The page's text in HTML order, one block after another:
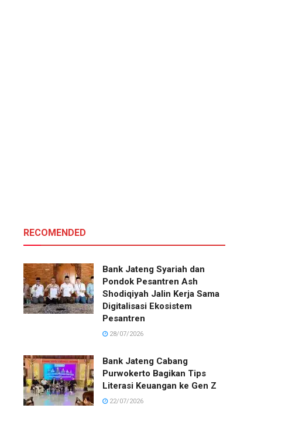
RECOMENDED
Bank Jateng Syariah dan
Pondok Pesantren Ash
Shodiqiyah Jalin Kerja Sama
Digitalisasi Ekosistem
Pesantren
28/07/2026
Bank Jateng Cabang
Purwokerto Bagikan Tips
Literasi Keuangan ke Gen Z
22/07/2026